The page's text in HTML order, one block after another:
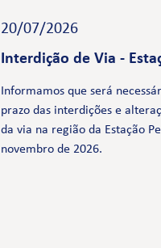
20/07/2026
Interdição de Via -
Informamos que será
prazo das interdições e
da via na região da Estação
novembro de 2026.